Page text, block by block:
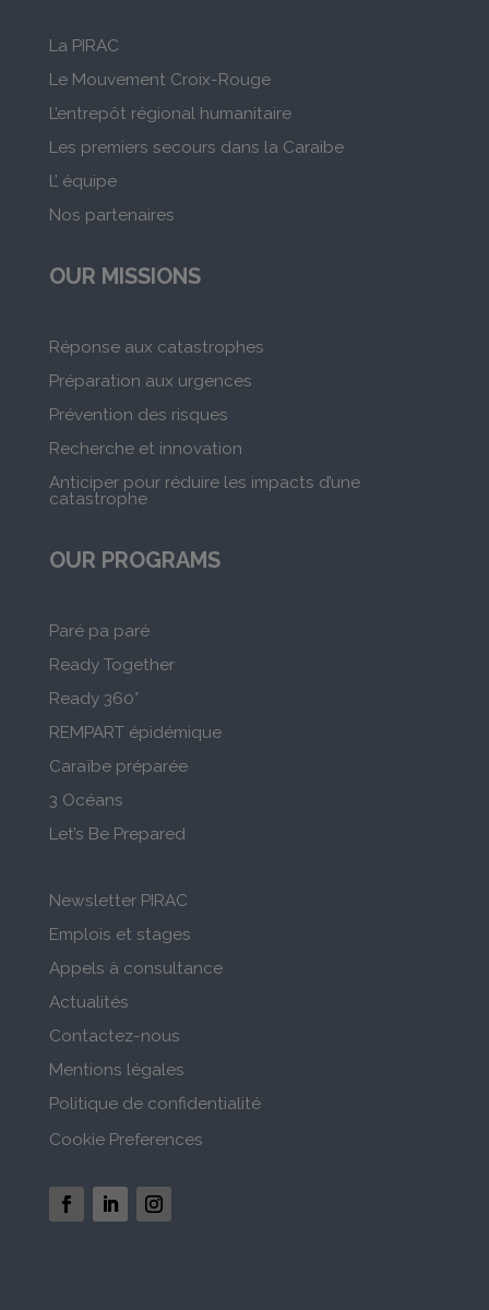
La PIRAC
Le Mouvement Croix-Rouge
L’entrepôt régional humanitaire
Les premiers secours dans la Caraibe
L’ équipe
Nos partenaires
OUR MISSIONS
Réponse aux catastrophes
Préparation aux urgences
Prévention des risques
Recherche et innovation
Anticiper pour réduire les impacts d’une
catastrophe
OUR PROGRAMS
Paré pa paré
Ready Together
Ready 360°
REMPART épidémique
Caraïbe préparée
3 Océans
Let’s Be Prepared
Newsletter PIRAC
Emplois et stages
Appels à consultance
Actualités
Contactez-nous
Mentions légales
Politique de confidentialité
Cookie Preferences